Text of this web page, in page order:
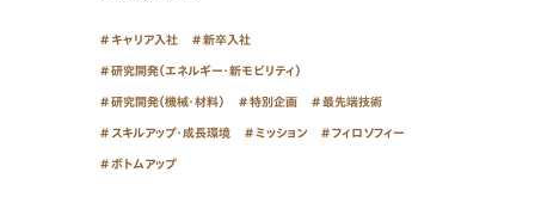
キャリア入社 新卒入社
研究開発（エネルギー・新モビリティ）
研究開発（機械・材料） 特別企画 最先端技術
スキルアップ・成長環境 ミッション フィロソフィー
ボトムアップ